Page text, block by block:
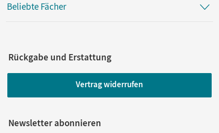
Beliebte Fächer
Rückgabe und Erstattung
Vertrag widerrufen
Newsletter abonnieren